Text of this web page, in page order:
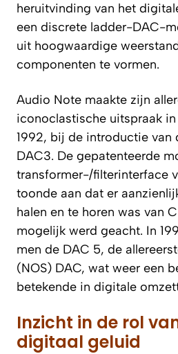
heruitvinding van het
een discrete ladder-DAC-
uit hoogwaardige
componenten te vormen.
Audio Note maakte zijn
iconoclastische uitspraak
1992, bij de introductie van
DAC3. De gepatenteerde
transformer-/filterinterface
toonde aan dat er
halen en te horen was van
mogelijk werd geacht. In
men de DAC 5, de
(NOS) DAC, wat weer een
betekende in digitale
Inzicht in de rol
digitaal geluid